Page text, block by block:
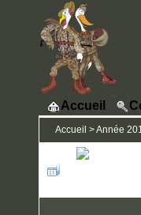
Accueil
Accueil >Année